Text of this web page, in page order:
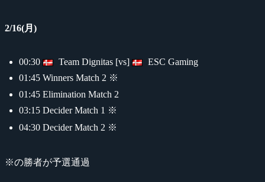
2/16(月)
00:30 Team Dignitas [vs]
ESC Gaming
01:45 Winners Match 2 ※
01:45 Elimination Match 2
03:15 Decider Match 1 ※
04:30 Decider Match 2 ※
※の勝者が予選通過